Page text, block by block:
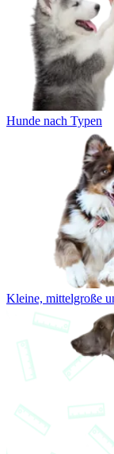
Hunde nach Typen
Kleine, mittelgroße